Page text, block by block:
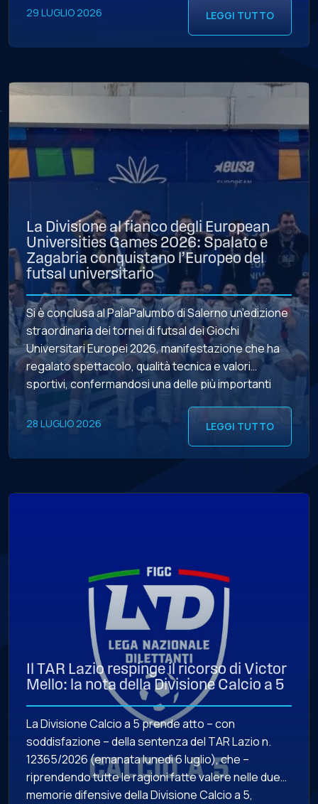
12.30 di lunedì 3 agosto) in merito all’esito […]
29 LUGLIO 2026 LEGGI TUTTO
La Divisione al fianco degli European
Universities Games 2026: Spalato e
Zagabria conquistano l’Europeo del
futsal universitario
Si è conclusa al PalaPalumbo di Salerno un’edizione
straordinaria dei tornei di futsal dei Giochi
Universitari Europei 2026, manifestazione che ha
regalato spettacolo, qualità tecnica e valori
sportivi, confermandosi una delle più importanti
FINALI – Ventiquattro incontri di altissimo livello
maschili e delle […]
28 LUGLIO 2026 LEGGI TUTTO
Il TAR Lazio respinge il ricorso di Victor
Mello: la nota della Divisione Calcio a 5
La Divisione Calcio a 5 prende atto – con
soddisfazione – della sentenza del TAR Lazio n.
12365/2026 (emanata lunedì 6 luglio), che –
riprendendo tutte le ragioni fatte valere nelle due
memorie difensive della Divisione Calcio a 5,